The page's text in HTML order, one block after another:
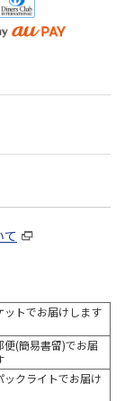
ットでお届けします
便(簡易書留)でお届
ックライトでお届け